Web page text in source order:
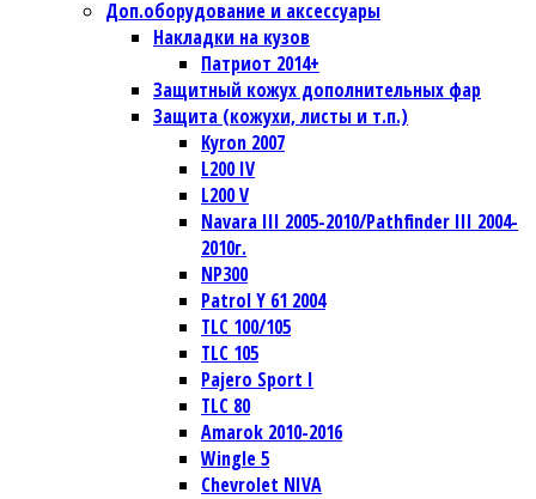
Доп.оборудование и аксессуары
Накладки на кузов
Патриот 2014+
Защитный кожух дополнительных фар
Защита (кожухи, листы и т.п.)
Kyron 2007
L200 IV
L200 V
Navara III 2005-2010/Pathfinder III 2004-
2010г.
NP300
Patrol Y 61 2004
TLC 100/105
TLC 105
Pajero Sport I
TLC 80
Amarok 2010-2016
Wingle 5
Chevrolet NIVA